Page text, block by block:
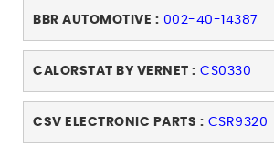
BBR AUTOMOTIVE : 002-40-14387
CALORSTAT BY VERNET : CS0330
CSV ELECTRONIC PARTS : CSR9320